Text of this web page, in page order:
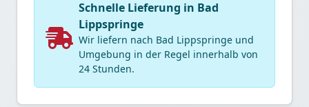
Schnelle Lieferung in Bad
Lippspringe
Wir liefern nach Bad Lippspringe und
Umgebung in der Regel innerhalb von
24 Stunden.